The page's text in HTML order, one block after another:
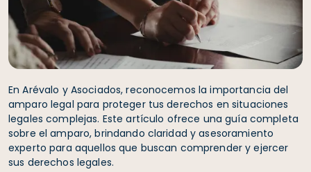
En Arévalo y Asociados, reconocemos la importancia del
amparo legal para proteger tus derechos en situaciones
legales complejas. Este artículo ofrece una guía completa
sobre el amparo, brindando claridad y asesoramiento
experto para aquellos que buscan comprender y ejercer
sus derechos legales.